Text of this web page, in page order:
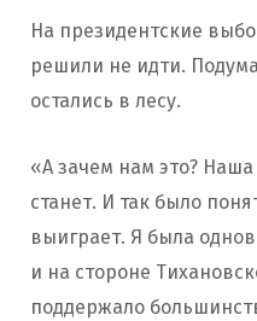
На президентские
решили не идти.
остались в лесу.
«А зачем нам это?
станет. И так было
выиграет. Я была
и на стороне
поддержало